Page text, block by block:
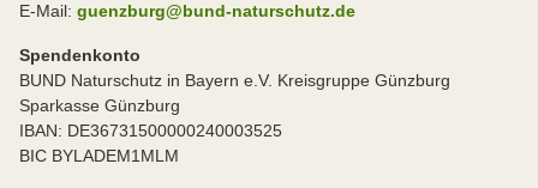
E-Mail: guenzburg@bund-naturschutz.de
Spendenkonto
BUND Naturschutz in Bayern e.V. Kreisgruppe Günzburg
Sparkasse Günzburg
IBAN: DE36731500000240003525
BIC BYLADEM1MLM